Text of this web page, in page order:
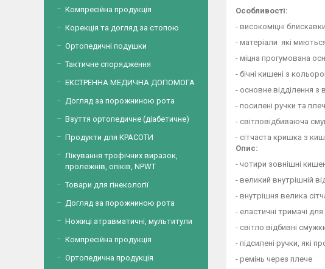
Особливості:
- високоміцні блискавки
- матеріали які
- міцна прогумована
- бічні кишені з
- основне відділення
- посилені ручки та
- світловідбиваюча
- сітчаста кришка з
Опис:
- чотири зовнішні
- великий внутрішній
- внутрішня велика
- еластичні тримачі
- світло відбивні
- підсилені ручки, які
- ремінь через плече
Компресійна продукція
Корекція та догляд за стопою
Ортопедичні подушки
Тактичне спорядження
ЕКСТРЕННА МЕДИЧНА ДОПОМОГА
Догляд за порожниною рота
Взуття ортопедичне (діабетичне)
Продукти для КРАСОТИ
Лікування трофічних виразок,
пролежнів, опіків, NPWT
Товари для гінекології
Догляд за порожниною рота
Ножиці атравматичні, мультитули
Компресійна продукція
Ортопедична продукція